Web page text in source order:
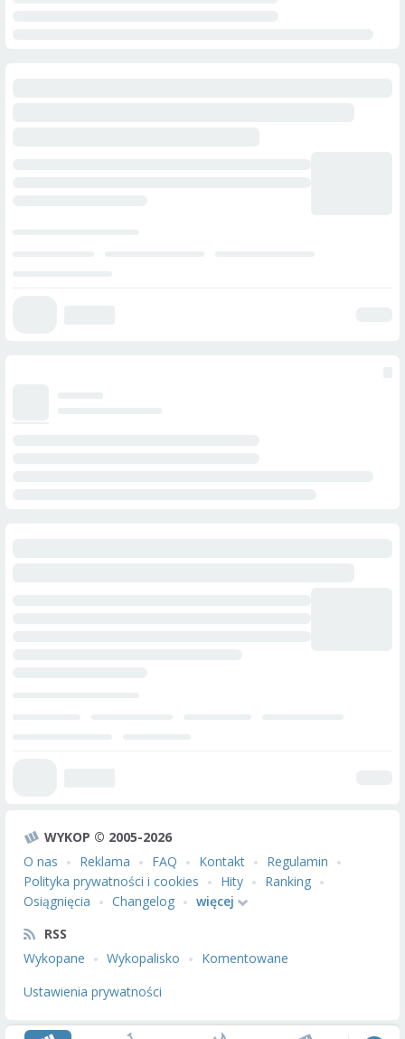
WYKOP © 2005-2026
O nas
Reklama FAQ Kontakt
Regulamin
Polityka prywatności i cookies
Hity
Ranking
Osiągnięcia
Changelog
więcej
RSS
Wykopane
Wykopalisko
Komentowane
Ustawienia prywatności